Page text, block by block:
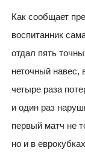
Как сообщает
воспитанник
отдал пять
неточный навес,
четыре раза
и один раз
первый матч не
но и в